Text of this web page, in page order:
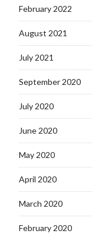
February 2022
August 2021
July 2021
September 2020
July 2020
June 2020
May 2020
April 2020
March 2020
February 2020